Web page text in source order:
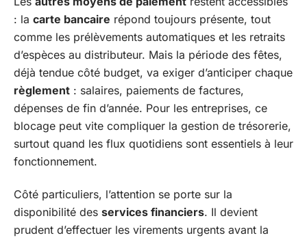
: la carte bancaire répond toujours présente, tout
comme les prélèvements automatiques et les retraits
d’espèces au distributeur. Mais la période des fêtes,
déjà tendue côté budget, va exiger d’anticiper chaque
règlement : salaires, paiements de factures,
dépenses de fin d’année. Pour les entreprises, ce
blocage peut vite compliquer la gestion de trésorerie,
surtout quand les flux quotidiens sont essentiels à leur
fonctionnement.
Côté particuliers, l’attention se porte sur la
disponibilité des services financiers. Il devient
prudent d’effectuer les virements urgents avant la